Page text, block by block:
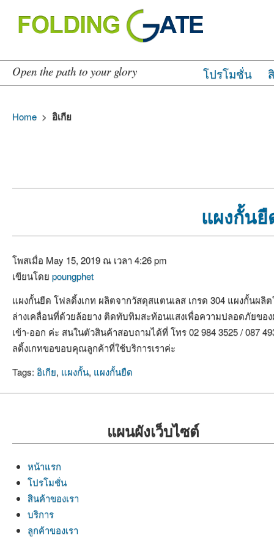
Open the path to your glory โปรโมชั่น
Home > อิเกีย
แผงกั้นยื
โพสเมื่อ May 15, 2019 ณ เวลา 4:26 pm
เขียนโดย poungphet
แผงกั้นยืด โฟลดิ้งเกท ผลิตจากวัสดุสแตนเลส เกรด 304 แผงกั้นผลิ
ล่างเคลื่อนที่ด้วยล้อยาง ติดทับทิมสะท้อนแสงเพื่อความปลอดภัยขอ
เข้า-ออก ค่ะ สนในตัวสินค้าสอบถามได้ที่ โทร 02 984 3525 / 087
ลดิ้งเกทขอขอบคุณลูกค้าที่ใช้บริการเราค่ะ
Tags: อิเกีย, แผงกั้น, แผงกั้นยืด
แผนผังเว็บไซต์
หน้าแรก
โปรโมชั่น
สินค้าของเรา
บริการ
ลูกค้าของเรา